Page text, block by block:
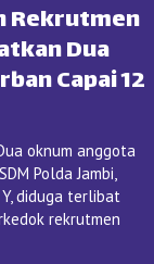
Rekrutmen
Dua
Capai 12
oknum anggota
Polda Jambi,
diduga terlibat
rekrutmen